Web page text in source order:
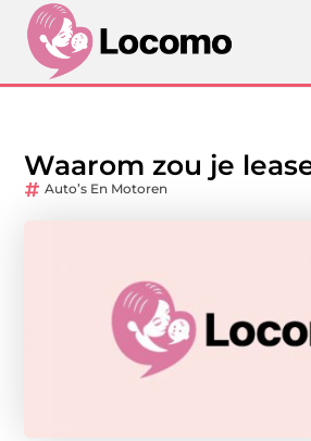
Waarom zou je
Auto’s En Motoren